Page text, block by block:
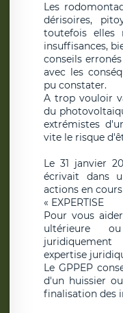
Les
dérisoires,
toutefois elles
insuffisances,
conseils
avec les
pu constater.
A trop vouloir
du
extrémistes
vite le risque
Le 31 janvier
écrivait dans
actions en
« EXPERTISE
Pour vous
ultérieure
expertise
Le GPPEP
d'un huissier
finalisation des